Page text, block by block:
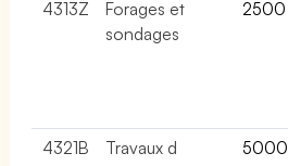
4313Z
Forages et
sondages
2500
4321B
Travaux d
5000